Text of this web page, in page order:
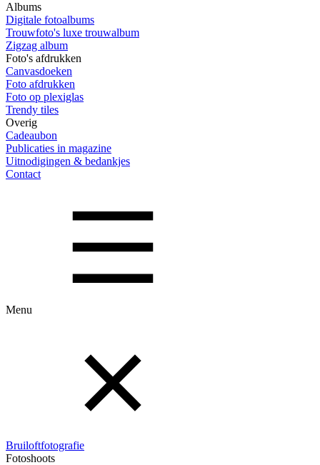
Albums
Digitale fotoalbums
Trouwfoto's luxe trouwalbum
Zigzag album
Foto's afdrukken
Canvasdoeken
Foto afdrukken
Foto op plexiglas
Trendy tiles
Overig
Cadeaubon
Publicaties in magazine
Uitnodigingen & bedankjes
Contact
Menu
Bruiloftfotografie
Fotoshoots